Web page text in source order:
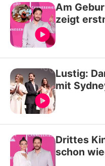
Am
zeigt
Lustig:
mit
Drittes
schon